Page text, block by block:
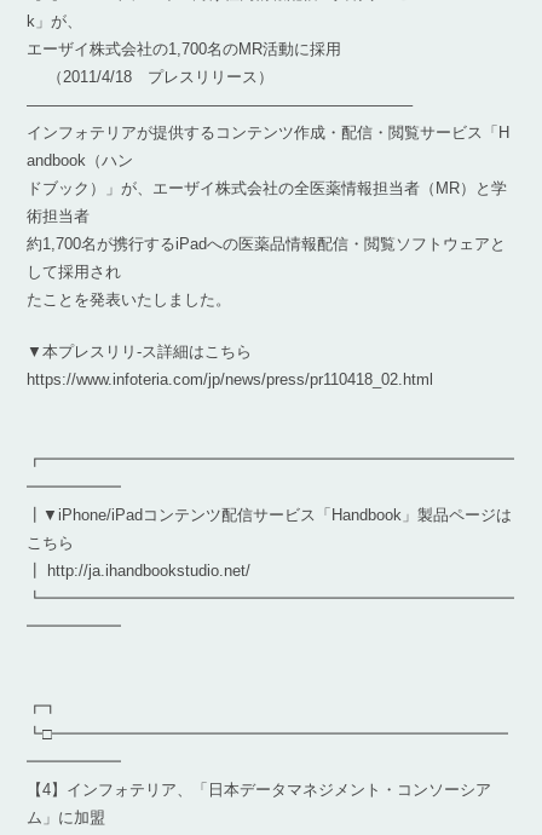
k」が、
エーザイ株式会社の1,700名のMR活動に採用
（2011/4/18 プレスリリース）
————————————————————————–
インフォテリアが提供するコンテンツ作成・配信・閲覧サービス「H
andbook（ハン
ドブック）」が、エーザイ株式会社の全医薬情報担当者（MR）と学
術担当者
約1,700名が携行するiPadへの医薬品情報配信・閲覧ソフトウェアと
して採用され
たことを発表いたしました。
▼本プレスリリ-ス詳細はこちら
https://www.infoteria.com/jp/news/press/pr110418_02.html
┏━━━━━━━━━━━━━━━━━━━━━━━━━━━━━━
━━━━━━
┃▼iPhone/iPadコンテンツ配信サービス「Handbook」製品ページは
こちら
┃ http://ja.ihandbookstudio.net/
┗━━━━━━━━━━━━━━━━━━━━━━━━━━━━━━
━━━━━━
┏┓
┗□━━━━━━━━━━━━━━━━━━━━━━━━━━━━━
━━━━━━
【4】インフォテリア、「日本データマネジメント・コンソーシア
ム」に加盟